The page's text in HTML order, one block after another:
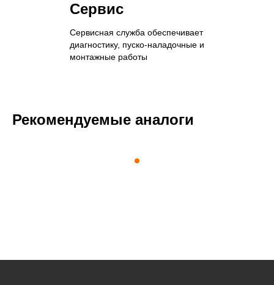
Сервис
Сервисная служба обеспечивает
диагностику, пуско-наладочные и
монтажные работы
Рекомендуемые аналоги